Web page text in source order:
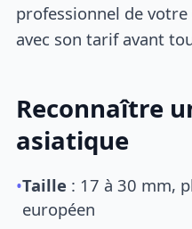
professionnel de
avec son tarif avant
Reconnaître
asiatique
•Taille : 17 à 30 mm,
européen